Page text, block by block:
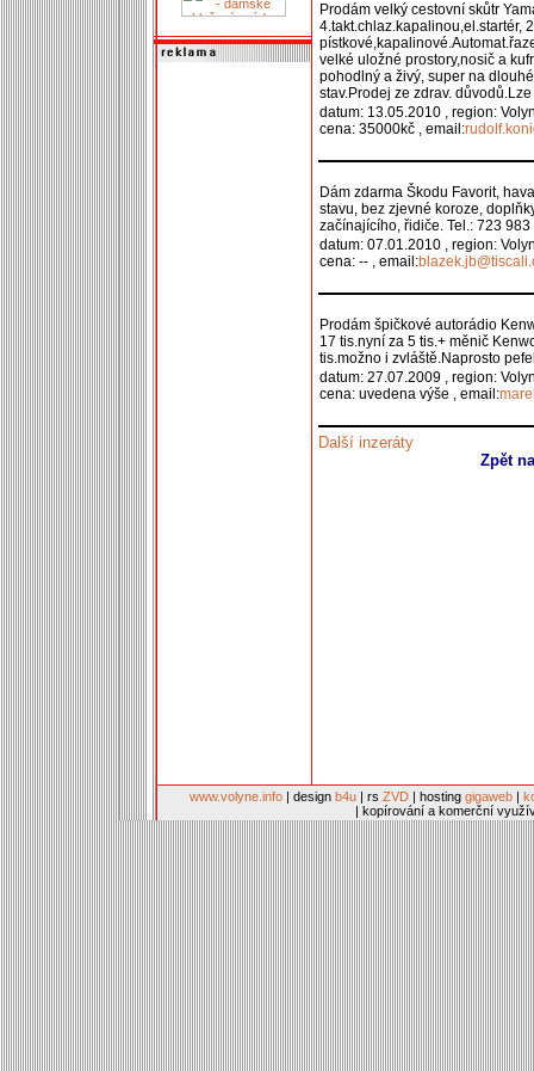
Prodám velký cestovní skůtr
4.takt.chlaz.kapalinou,el.startér,
velké uložné prostory,nosič a
pohodlný a živý, super na
stav.Prodej ze zdrav.
datum: 13.05.2010 , region:
cena: 35000kč , email:
Dám zdarma Škodu Favorit,
stavu, bez zjevné koroze,
začínajícího, řidiče. Tel.: 723 983
datum: 07.01.2010 , region:
cena: -- , email:
Prodám špičkové autorádio
17 tis.nyní za 5 tis.+ měnič
tis.možno i zvláště.Naprosto
datum: 27.07.2009 , region:
cena: uvedena výše , email:
Další inzeráty
Zpět
www.volyne.info | design b4u | rs ZVD | hosting gigaweb |
| kopírování a komerční